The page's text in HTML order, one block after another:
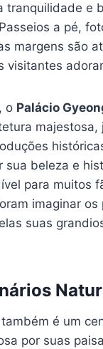
tranquilidade e
a pé,
margens são
visitantes
o Palácio
majestosa,
sua beleza e
para muitos
imaginar os
suas
também é um
por suas